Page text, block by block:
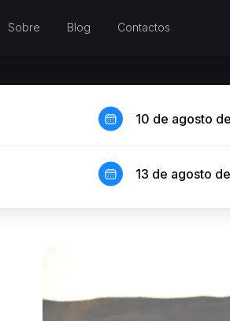
Sobre Blog Contactos
10 de agosto
13 de agosto